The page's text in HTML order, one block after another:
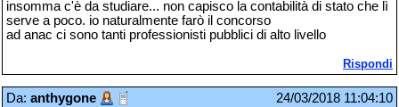
insomma c'è da studiare... non capisco la contabilità di stato che lì
serve a poco. io naturalmente farò il concorso
ad anac ci sono tanti professionisti pubblici di alto livello
Rispondi
Da: anthygone
24/03/2018 11:04:10